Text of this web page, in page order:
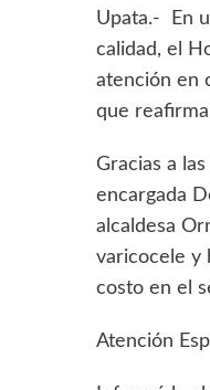
Upata.- En
calidad, el
atención en
que
​Gracias a
encargada
alcaldesa
varicocele y
costo en el
​Atención